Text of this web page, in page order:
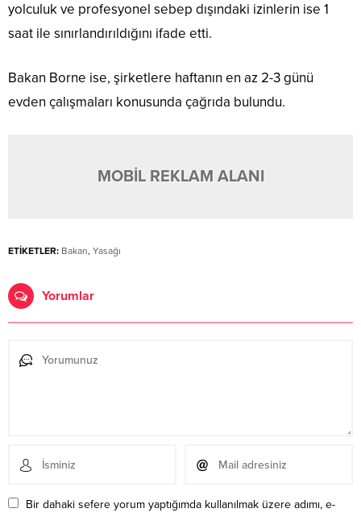
yolculuk ve profesyonel sebep dışındaki izinlerin ise 1
saat ile sınırlandırıldığını ifade etti.
Bakan Borne ise, şirketlere haftanın en az 2-3 günü
evden çalışmaları konusunda çağrıda bulundu.
MOBİL REKLAM ALANI
ETİKETLER: Bakan, Yasağı
Yorumlar
Bir dahaki sefere yorum yaptığımda kullanılmak üzere adımı, e-